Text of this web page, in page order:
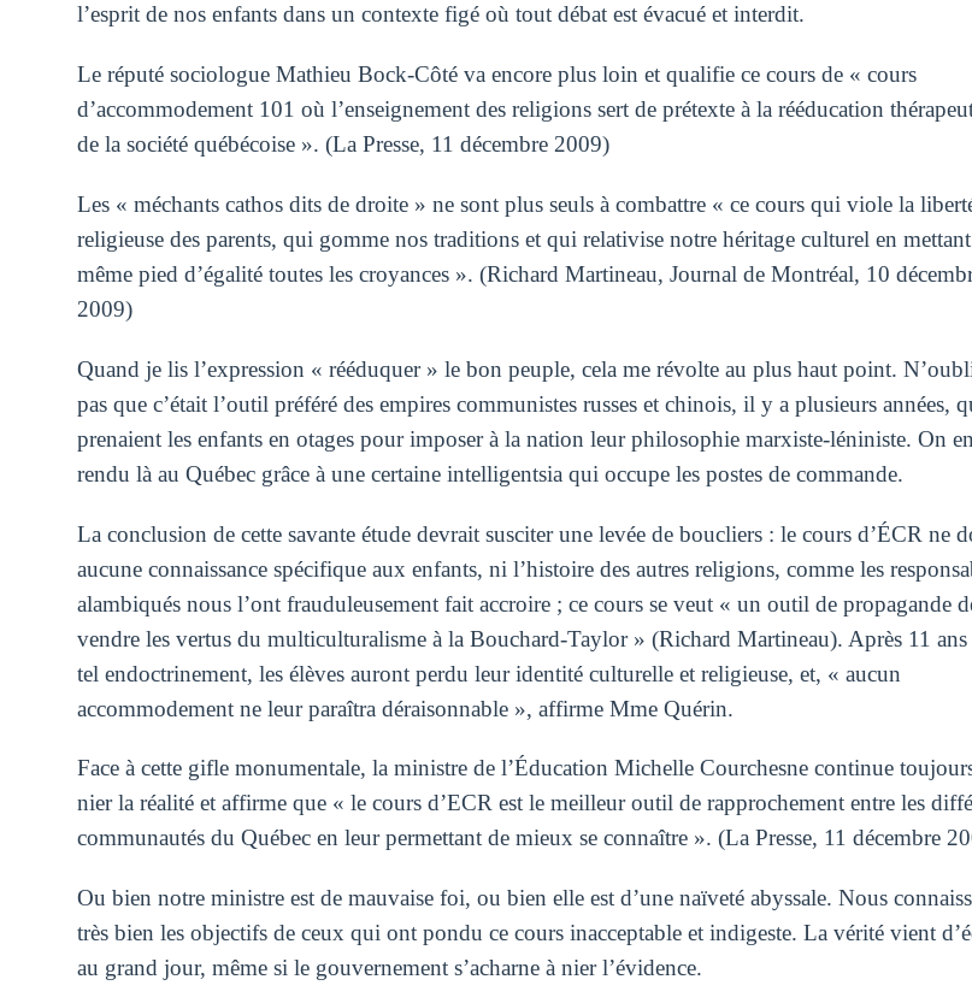
l’esprit de nos enfants dans un contexte figé où tout débat est évacué et interdit.
Le réputé sociologue Mathieu Bock-Côté va encore plus loin et qualifie ce cours de « cours
d’accommodement 101 où l’enseignement des religions sert de prétexte à la rééducation
de la société québécoise ». (La Presse, 11 décembre 2009)
Les « méchants cathos dits de droite » ne sont plus seuls à combattre « ce cours qui viole la
religieuse des parents, qui gomme nos traditions et qui relativise notre héritage culturel en
même pied d’égalité toutes les croyances ». (Richard Martineau, Journal de Montréal, 10
2009)
Quand je lis l’expression « rééduquer » le bon peuple, cela me révolte au plus haut point.
pas que c’était l’outil préféré des empires communistes russes et chinois, il y a plusieurs années,
prenaient les enfants en otages pour imposer à la nation leur philosophie marxiste-léniniste. On
rendu là au Québec grâce à une certaine intelligentsia qui occupe les postes de commande.
La conclusion de cette savante étude devrait susciter une levée de boucliers : le cours d’ÉCR ne
aucune connaissance spécifique aux enfants, ni l’histoire des autres religions, comme les
alambiqués nous l’ont frauduleusement fait accroire ; ce cours se veut « un outil de propagande
vendre les vertus du multiculturalisme à la Bouchard-Taylor » (Richard Martineau). Après 11 ans
tel endoctrinement, les élèves auront perdu leur identité culturelle et religieuse, et, « aucun
accommodement ne leur paraîtra déraisonnable », affirme Mme Quérin.
Face à cette gifle monumentale, la ministre de l’Éducation Michelle Courchesne continue
nier la réalité et affirme que « le cours d’ECR est le meilleur outil de rapprochement entre les
communautés du Québec en leur permettant de mieux se connaître ». (La Presse, 11 décembre
Ou bien notre ministre est de mauvaise foi, ou bien elle est d’une naïveté abyssale. Nous
très bien les objectifs de ceux qui ont pondu ce cours inacceptable et indigeste. La vérité vient
au grand jour, même si le gouvernement s’acharne à nier l’évidence.